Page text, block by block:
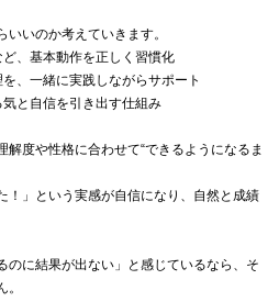
いのか考えていきます。
、基本動作を正しく習慣化
、一緒に実践しながらサポート
と自信を引き出す仕組み
度や性格に合わせて“できるようになるま
！」という実感が自信になり、自然と成績
のに結果が出ない」と感じているなら、そ